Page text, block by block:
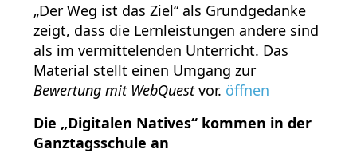
„Der Weg ist das Ziel“ als Grundgedanke
zeigt, dass die Lernleistungen andere sind
als im vermittelenden Unterricht. Das
Material stellt einen Umgang zur
Bewertung mit WebQuestvor. öffnen
Die „Digitalen Natives“ kommen in der
Ganztagsschule an